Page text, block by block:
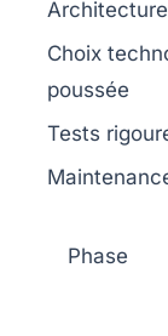
Choix
poussée
Tests
Phase